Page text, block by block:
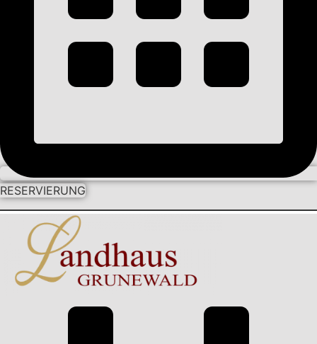
RESERVIERUNG